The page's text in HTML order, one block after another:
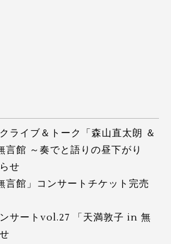
ライブ＆トーク「森山直太朗 ＆
館 ～奏でと語りの昼下がり
せ
言館」コンサートチケット完売
サートvol.27 「天満敦子 in 無